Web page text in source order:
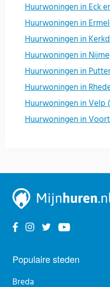
Huurwoningen in Eck
Huurwoningen in
Huurwoningen in
Huurwoningen in
Huurwoningen in
Huurwoningen in
Huurwoningen in Velp
Huurwoningen in
Populaire steden
Breda